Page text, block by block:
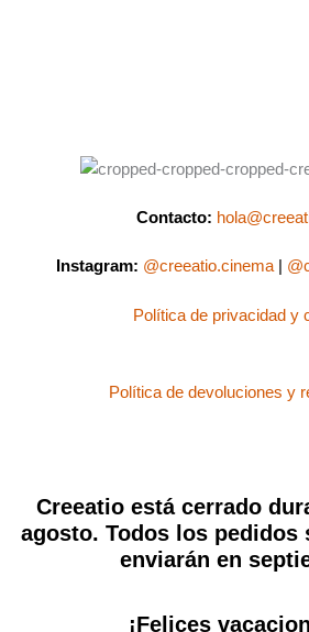
Contacto:
Instagram: @creeatio.cinema|
Política de privacidad y
Política de devoluciones y
Creeatio está cerrado
agosto. Todos los pedidos
enviarán en
¡Felices